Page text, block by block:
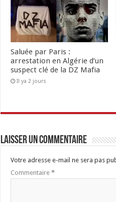
Saluée par Paris :
arrestation en Algérie d’un
suspect clé de la DZ Mafia
Il ya 2 jours
Laisser un commentaire
Votre adresse e-mail ne sera pas
Commentaire *